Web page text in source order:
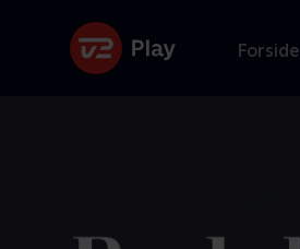
Forside